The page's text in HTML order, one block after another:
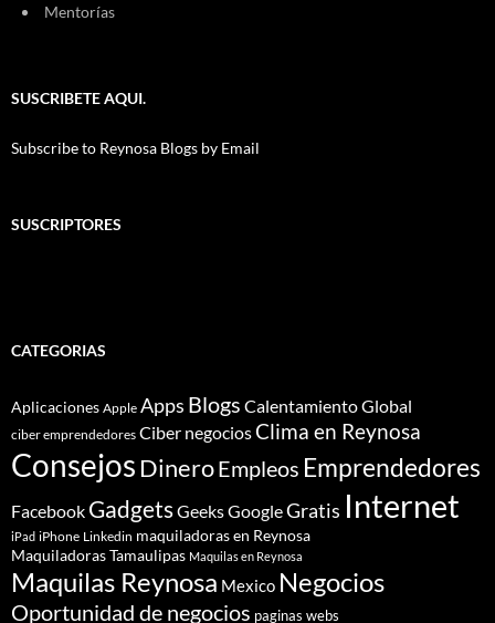
Mentorías
SUSCRIBETE AQUI.
Subscribe to Reynosa Blogs by Email
SUSCRIPTORES
CATEGORIAS
Aplicaciones Apple Apps Blogs Calentamiento Global
ciber emprendedores Ciber negociosClima en Reynosa
ConsejosDineroEmpleos Emprendedores
Facebook GadgetsGeeksGoogleGratis Internet
iPad iPhone Linkedin maquiladoras en Reynosa
Maquiladoras Tamaulipas Maquilas en Reynosa
Maquilas Reynosa Mexico Negocios
Oportunidad de negocios paginas webs